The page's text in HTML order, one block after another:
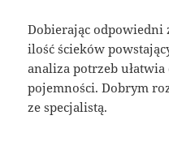
Dobierając
ilość ścieków
analiza potrzeb ułatwia
pojemności. Dobrym
ze specjalistą.